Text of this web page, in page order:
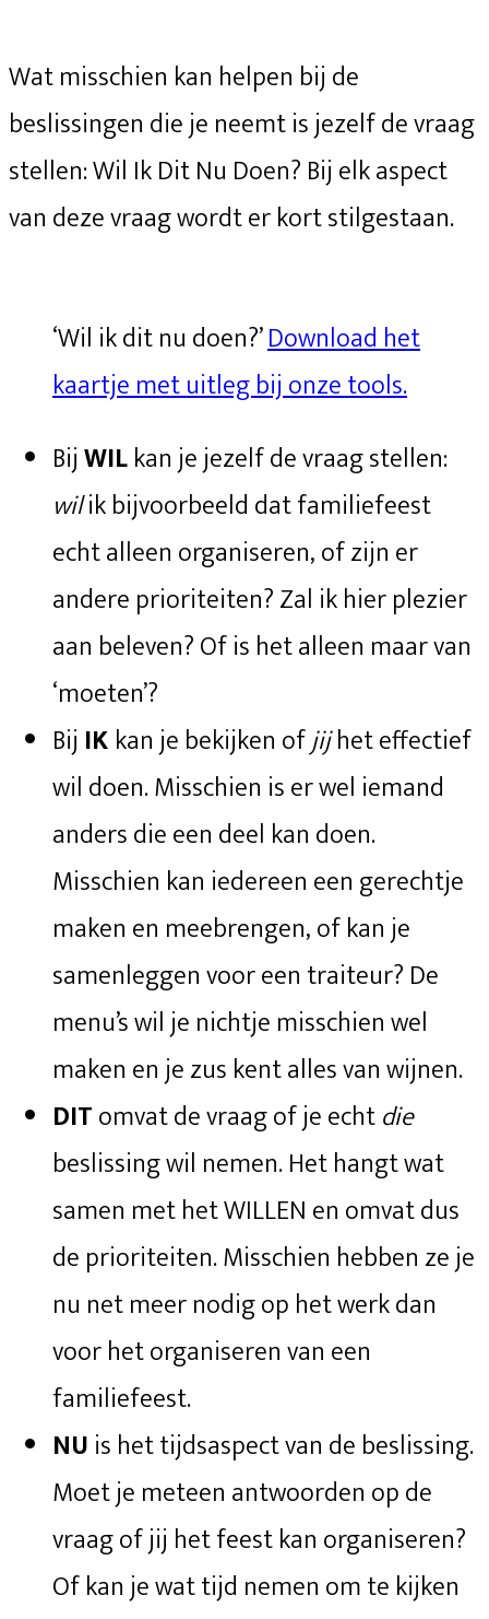
Wat misschien kan helpen bij de
beslissingen die je neemt is jezelf de vraag
stellen: Wil Ik Dit Nu Doen? Bij elk aspect
van deze vraag wordt er kort stilgestaan.
‘Wil ik dit nu doen?’Download het
kaartje met uitleg bij onze tools.
BijWILkan je jezelf de vraag stellen:
wilik bijvoorbeeld dat familiefeest
echt alleen organiseren, of zijn er
andere prioriteiten? Zal ik hier plezier
aan beleven? Of is het alleen maar van
‘moeten’?
Bij IK kan je bekijken ofjijhet effectief
wil doen. Misschien is er wel iemand
anders die een deel kan doen.
Misschien kan iedereen een gerechtje
maken en meebrengen, of kan je
samenleggen voor een traiteur? De
menu’s wil je nichtje misschien wel
maken en je zus kent alles van wijnen.
DITomvat de vraag of je echtdie
beslissing wil nemen. Het hangt wat
samen met het WILLEN en omvat dus
de prioriteiten. Misschien hebben ze je
nu net meer nodig op het werk dan
voor het organiseren van een
familiefeest.
NU is het tijdsaspect van de beslissing.
Moet je meteen antwoorden op de
vraag of jij het feest kan organiseren?
Of kan je wat tijd nemen om te kijken